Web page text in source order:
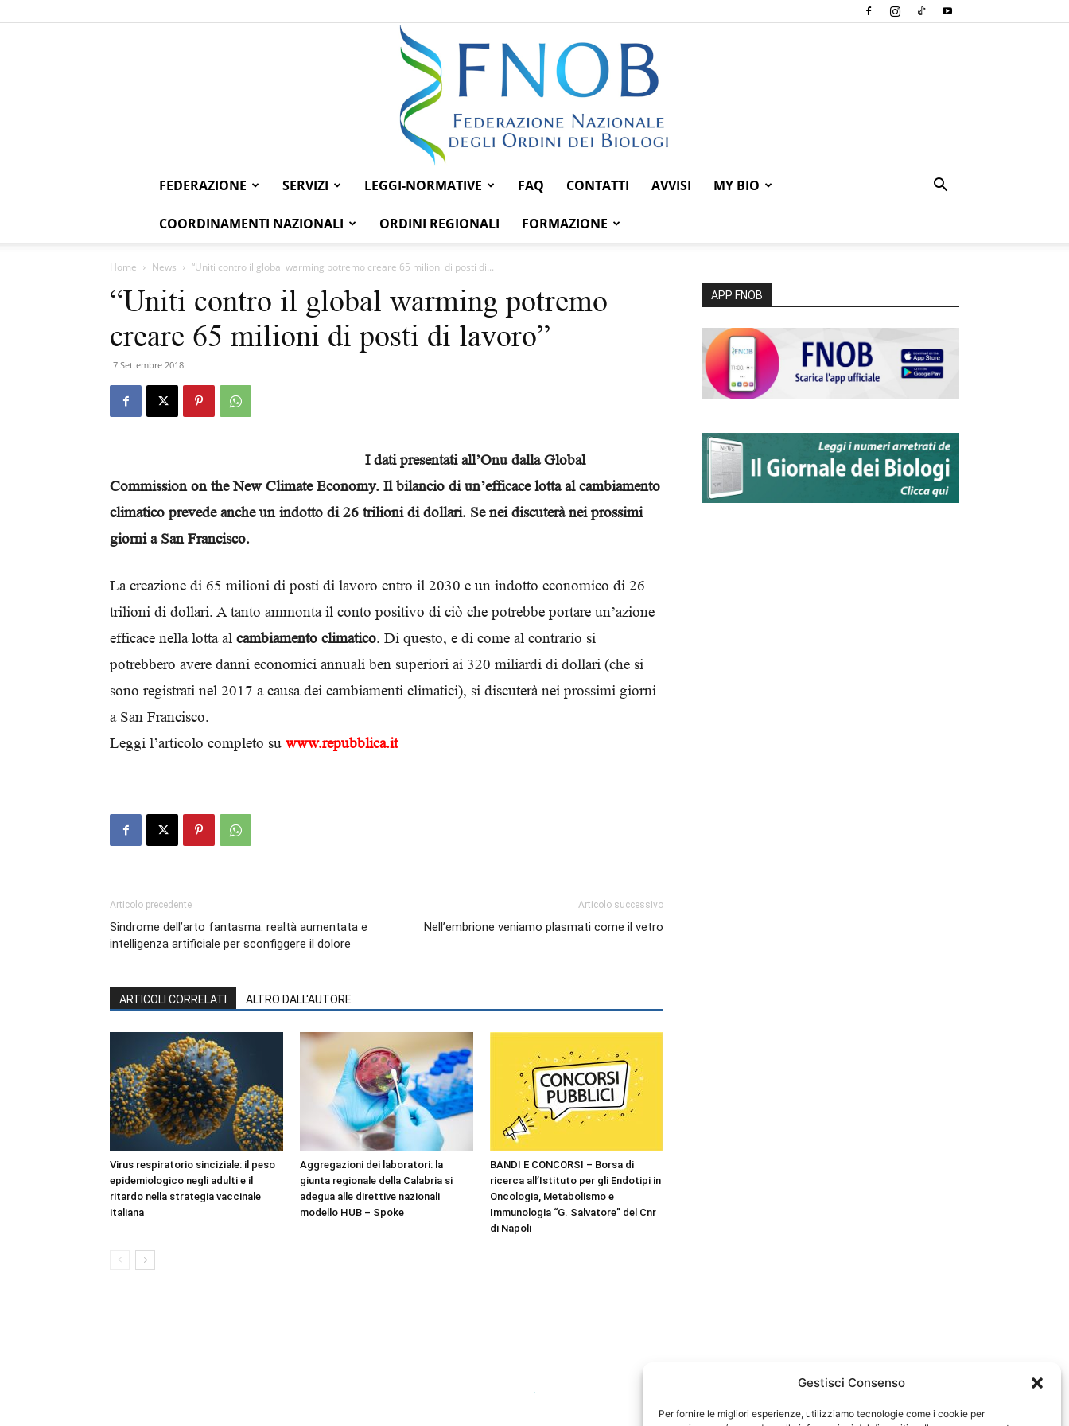
Gestisci Consenso
Per fornire le migliori esperienze, utilizziamo tecnologie come i cookie per
Federazione
FEDERAZIONE SERVIZI LEGGI-NORMATIVE FAQ CONTATTI AVVISI MY BIO
COORDINAMENTI NAZIONALI ORDINI REGIONALI FORMAZIONE
Home News “Uniti contro il global warming potremo creare 65 milioni di posti di...
“Uniti contro il global warming potremo
creare 65 milioni di posti di lavoro”
7 Settembre 2018
I dati presentati all’Onu dalla Global
Commission on the New Climate Economy. Il bilancio di un’efficace lotta al cambiamento
climatico prevede anche un indotto di 26 trilioni di dollari. Se nei discuterà nei prossimi
giorni a San Francisco.
La creazione di 65 milioni di posti di lavoro entro il 2030 e un indotto economico di 26
trilioni di dollari. A tanto ammonta il conto positivo di ciò che potrebbe portare un’azione
efficace nella lotta al cambiamento climatico. Di questo, e di come al contrario si
potrebbero avere danni economici annuali ben superiori ai 320 miliardi di dollari (che si
sono registrati nel 2017 a causa dei cambiamenti climatici), si discuterà nei prossimi giorni
a San Francisco.
Leggi l’articolo completo su www.repubblica.it
Articolo precedente
Sindrome dell’arto fantasma: realtà aumentata e
intelligenza artificiale per sconfiggere il dolore
Articolo successivo
Nell’embrione veniamo plasmati come il vetro
ARTICOLI CORRELATI ALTRO DALL'AUTORE
Virus respiratorio sinciziale: il peso
epidemiologico negli adulti e il
ritardo nella strategia vaccinale
italiana
Aggregazioni dei laboratori: la
giunta regionale della Calabria si
adegua alle direttive nazionali
modello HUB – Spoke
BANDI E CONCORSI – Borsa di
ricerca all’Istituto per gli Endotipi in
Oncologia, Metabolismo e
Immunologia “G. Salvatore” del Cnr
di Napoli
APP FNOB